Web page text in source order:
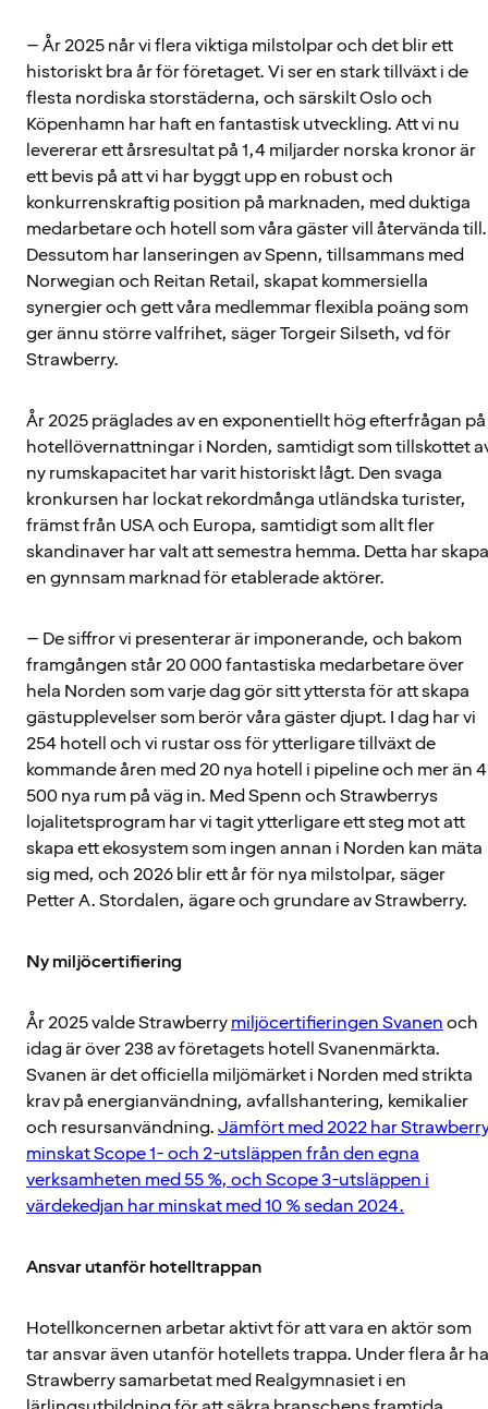
– År 2025 når vi flera viktiga milstolpar och det blir ett
historiskt bra år för företaget. Vi ser en stark tillväxt i de
flesta nordiska storstäderna, och särskilt Oslo och
Köpenhamn har haft en fantastisk utveckling. Att vi nu
levererar ett årsresultat på 1,4 miljarder norska kronor är
ett bevis på att vi har byggt upp en robust och
konkurrenskraftig position på marknaden, med duktiga
medarbetare och hotell som våra gäster vill återvända till.
Dessutom har lanseringen av Spenn, tillsammans med
Norwegian och Reitan Retail, skapat kommersiella
synergier och gett våra medlemmar flexibla poäng som
ger ännu större valfrihet, säger Torgeir Silseth, vd för
Strawberry.
År 2025 präglades av en exponentiellt hög efterfrågan på
hotellövernattningar i Norden, samtidigt som tillskottet
ny rumskapacitet har varit historiskt lågt. Den svaga
kronkursen har lockat rekordmånga utländska turister,
främst från USA och Europa, samtidigt som allt fler
skandinaver har valt att semestra hemma. Detta har
en gynnsam marknad för etablerade aktörer.
– De siffror vi presenterar är imponerande, och bakom
framgången står 20 000 fantastiska medarbetare över
hela Norden som varje dag gör sitt yttersta för att skapa
gästupplevelser som berör våra gäster djupt. I dag har vi
254 hotell och vi rustar oss för ytterligare tillväxt de
kommande åren med 20 nya hotell i pipeline och mer än 4
500 nya rum på väg in. Med Spenn och Strawberrys
lojalitetsprogram har vi tagit ytterligare ett steg mot att
skapa ett ekosystem som ingen annan i Norden kan mäta
sig med, och 2026 blir ett år för nya milstolpar, säger
Petter A. Stordalen, ägare och grundare av Strawberry.
Ny miljöcertifiering
År 2025 valde Strawberrymiljöcertifieringen Svanenoch
idag är över 238 av företagets hotell Svanenmärkta.
Svanen är det officiella miljömärket i Norden med strikta
krav på energianvändning, avfallshantering, kemikalier
och resursanvändning.Jämfört med 2022 har
minskat Scope 1- och 2-utsläppen från den egna
verksamheten med 55 %, och Scope 3-utsläppen i
värdekedjan har minskat med 10 % sedan 2024.
Ansvar utanför hotelltrappan
Hotellkoncernen arbetar aktivt för att vara en aktör som
tar ansvar även utanför hotellets trappa. Under flera år
Strawberry samarbetat med Realgymnasiet i en